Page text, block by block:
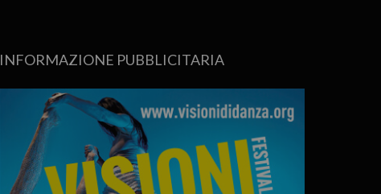
INFORMAZIONE PUBBLICITARIA